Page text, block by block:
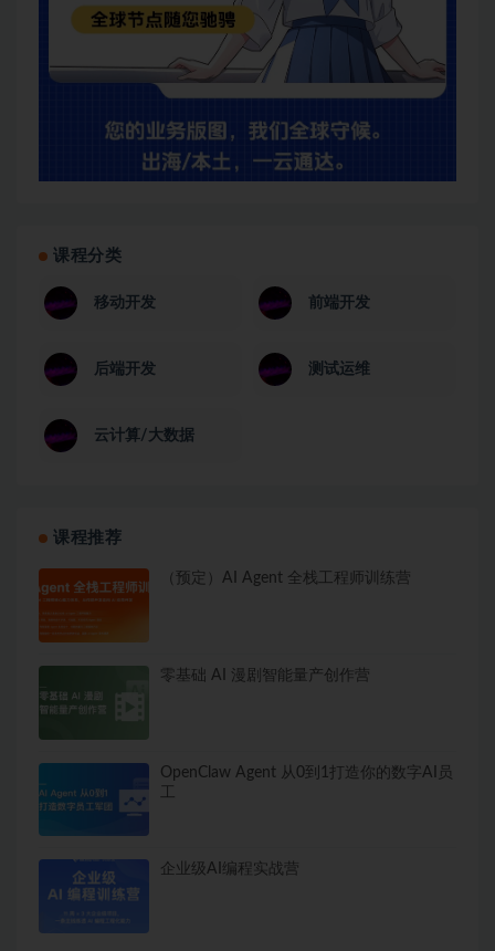
课程分类
移动开发 前端开发
后端开发 测试运维
云计算/大数据
课程推荐
（预定）AI Agent 全栈工程师训练营
零基础 AI 漫剧智能量产创作营
OpenClaw Agent 从0到1打造你的数字AI员
企业级AI编程实战营